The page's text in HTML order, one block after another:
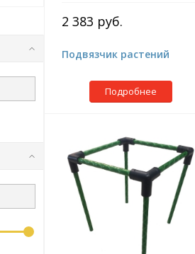
2 383 руб.
Подвязчик растений
Подробнее